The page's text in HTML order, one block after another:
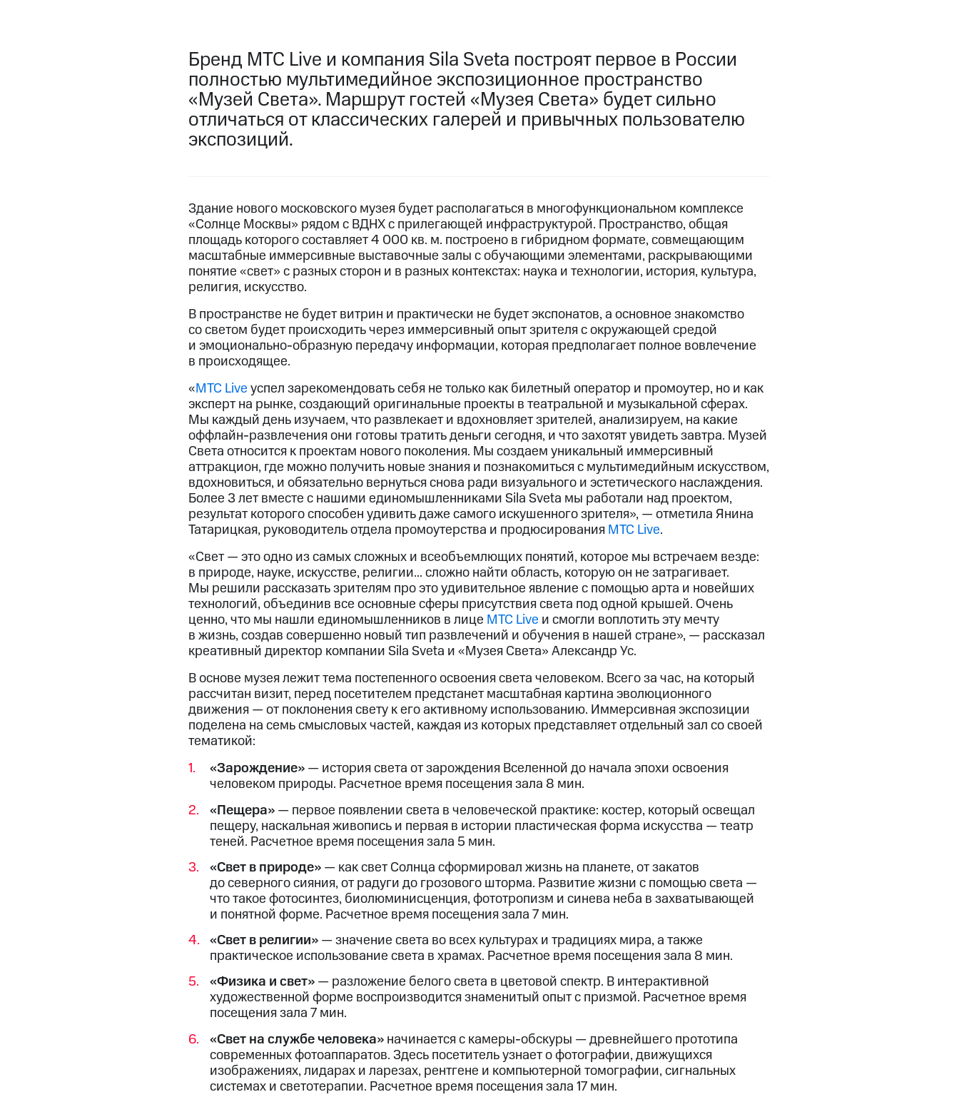
Бренд MTC Live и компания Sila Sveta построят первое в России
полностью мультимедийное экспозиционное пространство
«Музей Света». Маршрут гостей «Музея Света» будет сильно
отличаться от классических галерей и привычных пользователю
экспозиций.
Здание нового московского музея будет располагаться в многофункциональном комплексе
«Солнце Москвы» рядом с ВДНХ с прилегающей инфраструктурой. Пространство, общая
площадь которого составляет 4 000 кв. м. построено в гибридном формате, совмещающим
масштабные иммерсивные выставочные залы с обучающими элементами, раскрывающими
понятие «свет» с разных сторон и в разных контекстах: наука и технологии, история, культура,
религия, искусство.
В пространстве не будет витрин и практически не будет экспонатов, а основное знакомство
со светом будет происходить через иммерсивный опыт зрителя с окружающей средой
и эмоционально-образную передачу информации, которая предполагает полное вовлечение
в происходящее.
«МTC Liveуспел зарекомендовать себя не только как билетный оператор и промоутер, но и как
эксперт на рынке, создающий оригинальные проекты в театральной и музыкальной сферах.
Мы каждый день изучаем, что развлекает и вдохновляет зрителей, анализируем, на какие
оффлайн-развлечения они готовы тратить деньги сегодня, и что захотят увидеть завтра. Музей
Света относится к проектам нового поколения. Мы создаем уникальный иммерсивный
аттракцион, где можно получить новые знания и познакомиться с мультимедийным искусством,
вдохновиться, и обязательно вернуться снова ради визуального и эстетического наслаждения.
Более 3 лет вместе с нашими единомышленниками Sila Sveta мы работали над проектом,
результат которого способен удивить даже самого искушенного зрителя», — отметила Янина
Татарицкая, руководитель отдела промоутерства и продюсированияМТС Live.
«Свет — это одно из самых сложных и всеобъемлющих понятий, которое мы встречаем везде:
в природе, науке, искусстве, религии... сложно найти область, которую он не затрагивает.
Мы решили рассказать зрителям про это удивительное явление с помощью арта и новейших
технологий, объединив все основные сферы присутствия света под одной крышей. Очень
ценно, что мы нашли единомышленников в лице МТС Live и смогли воплотить эту мечту
в жизнь, создав совершенно новый тип развлечений и обучения в нашей стране», — рассказал
креативный директор компании Sila Sveta и «Музея Света» Александр Ус.
В основе музея лежит тема постепенного освоения света человеком. Всего за час, на который
рассчитан визит, перед посетителем предстанет масштабная картина эволюционного
движения — от поклонения свету к его активному использованию. Иммерсивная экспозиции
поделена на семь смысловых частей, каждая из которых представляет отдельный зал со своей
тематикой:
«Зарождение»— история света от зарождения Вселенной до начала эпохи освоения
человеком природы. Расчетное время посещения зала 8 мин.
«Пещера»— первое появлении света в человеческой практике: костер, который освещал
пещеру, наскальная живопись и первая в истории пластическая форма искусства — театр
теней. Расчетное время посещения зала 5 мин.
«Свет в природе»— как свет Солнца сформировал жизнь на планете, от закатов
до северного сияния, от радуги до грозового шторма. Развитие жизни с помощью света —
что такое фотосинтез, биолюминисценция, фототропизм и синева неба в захватывающей
и понятной форме. Расчетное время посещения зала 7 мин.
«Свет в религии»— значение света во всех культурах и традициях мира, а также
практическое использование света в храмах. Расчетное время посещения зала 8 мин.
«Физика и свет»— разложение белого света в цветовой спектр. В интерактивной
художественной форме воспроизводится знаменитый опыт с призмой. Расчетное время
посещения зала 7 мин.
«Свет на службе человека»начинается с камеры-обскуры — древнейшего прототипа
современных фотоаппаратов. Здесь посетитель узнает о фотографии, движущихся
изображениях, лидарах и ларезах, рентгене и компьютерной томографии, сигнальных
системах и светотерапии. Расчетное время посещения зала 17 мин.